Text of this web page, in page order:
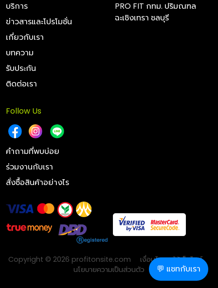
บริการ
ข่าวสารและโปรโมชั่น
เกี่ยวกับเรา
บทความ
รับประกัน
ติดต่อเรา
PRO FIT กทม. ปริมณฑล
ฉะเชิงเทรา ชลบุรี
Follow Us
คำถามที่พบบ่อย
ร่วมงานกับเรา
สั่งซื้อสินค้าอย่างไร
Copyright © 2026 profitonsite.com
เงื่อนไขการใช้เว็บไซต์
นโยบายความเป็นส่วนตัว
💬 แชทกับเรา